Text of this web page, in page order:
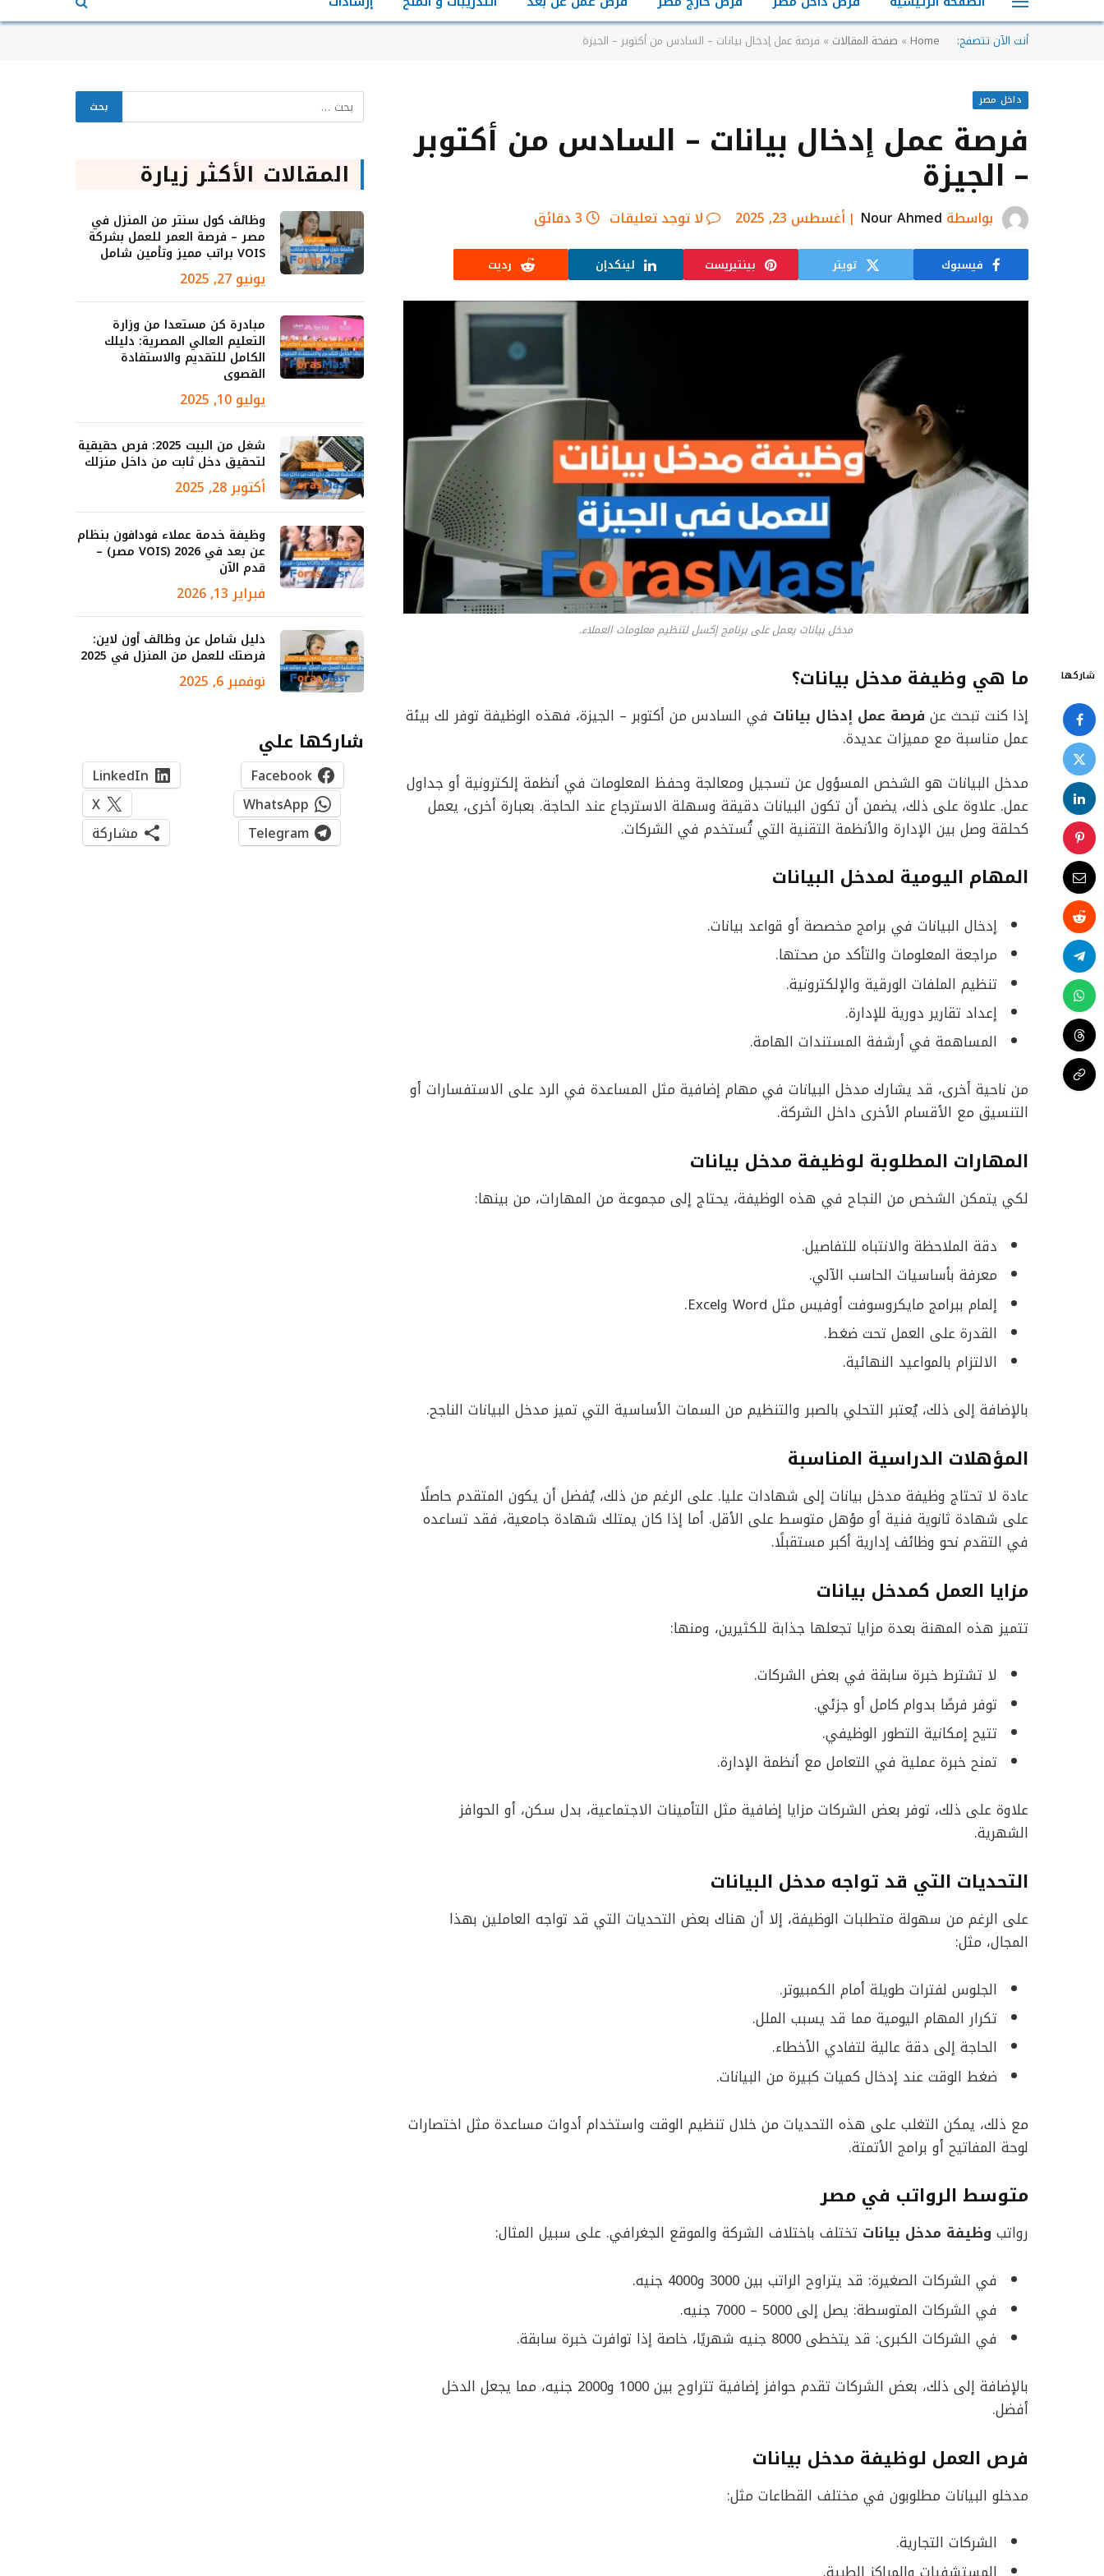
أنت الآن تتصفح: Home
» صفحة المقالات » فرصة عمل إدخال بيانات – السادس من أكتوبر – الجيزة
داخل مصر
فرصة عمل إدخال بيانات – السادس من أكتوبر
– الجيزة
بواسطة Nour Ahmed أغسطس 23, 2025 لا توجد تعليقات 3 دقائق
فيسبوك تويتر بينتيريست لينكدإن رديت
مدخل بيانات يعمل على برنامج إكسل لتنظيم معلومات العملاء.
شاركها ما هي وظيفة مدخل بيانات؟
إذا كنت تبحث عن فرصة عمل إدخال بيانات في السادس من أكتوبر – الجيزة، فهذه الوظيفة توفر لك بيئة
عمل مناسبة مع مميزات عديدة.
مدخل البيانات هو الشخص المسؤول عن تسجيل ومعالجة وحفظ المعلومات في أنظمة إلكترونية أو جداول
عمل. علاوة على ذلك، يضمن أن تكون البيانات دقيقة وسهلة الاسترجاع عند الحاجة. بعبارة أخرى، يعمل
كحلقة وصل بين الإدارة والأنظمة التقنية التي تُستخدم في الشركات.
المهام اليومية لمدخل البيانات
إدخال البيانات في برامج مخصصة أو قواعد بيانات.
مراجعة المعلومات والتأكد من صحتها.
تنظيم الملفات الورقية والإلكترونية.
إعداد تقارير دورية للإدارة.
المساهمة في أرشفة المستندات الهامة.
من ناحية أخرى، قد يشارك مدخل البيانات في مهام إضافية مثل المساعدة في الرد على الاستفسارات أو
التنسيق مع الأقسام الأخرى داخل الشركة.
المهارات المطلوبة لوظيفة مدخل بيانات
لكي يتمكن الشخص من النجاح في هذه الوظيفة، يحتاج إلى مجموعة من المهارات، من بينها:
دقة الملاحظة والانتباه للتفاصيل.
معرفة بأساسيات الحاسب الآلي.
إلمام ببرامج مايكروسوفت أوفيس مثل Word وExcel.
القدرة على العمل تحت ضغط.
الالتزام بالمواعيد النهائية.
بالإضافة إلى ذلك، يُعتبر التحلي بالصبر والتنظيم من السمات الأساسية التي تميز مدخل البيانات الناجح.
المؤهلات الدراسية المناسبة
عادة لا تحتاج وظيفة مدخل بيانات إلى شهادات عليا. على الرغم من ذلك، يُفضل أن يكون المتقدم حاصلًا
على شهادة ثانوية فنية أو مؤهل متوسط على الأقل. أما إذا كان يمتلك شهادة جامعية، فقد تساعده
في التقدم نحو وظائف إدارية أكبر مستقبلًا.
مزايا العمل كمدخل بيانات
تتميز هذه المهنة بعدة مزايا تجعلها جذابة للكثيرين، ومنها:
لا تشترط خبرة سابقة في بعض الشركات.
توفر فرصًا بدوام كامل أو جزئي.
تتيح إمكانية التطور الوظيفي.
تمنح خبرة عملية في التعامل مع أنظمة الإدارة.
علاوة على ذلك، توفر بعض الشركات مزايا إضافية مثل التأمينات الاجتماعية، بدل سكن، أو الحوافز
الشهرية.
التحديات التي قد تواجه مدخل البيانات
على الرغم من سهولة متطلبات الوظيفة، إلا أن هناك بعض التحديات التي قد تواجه العاملين بهذا
المجال، مثل:
الجلوس لفترات طويلة أمام الكمبيوتر.
تكرار المهام اليومية مما قد يسبب الملل.
الحاجة إلى دقة عالية لتفادي الأخطاء.
ضغط الوقت عند إدخال كميات كبيرة من البيانات.
مع ذلك، يمكن التغلب على هذه التحديات من خلال تنظيم الوقت واستخدام أدوات مساعدة مثل اختصارات
لوحة المفاتيح أو برامج الأتمتة.
متوسط الرواتب في مصر
رواتب وظيفة مدخل بيانات تختلف باختلاف الشركة والموقع الجغرافي. على سبيل المثال:
في الشركات الصغيرة: قد يتراوح الراتب بين 3000 و4000 جنيه.
في الشركات المتوسطة: يصل إلى 5000 – 7000 جنيه.
في الشركات الكبرى: قد يتخطى 8000 جنيه شهريًا، خاصة إذا توافرت خبرة سابقة.
بالإضافة إلى ذلك، بعض الشركات تقدم حوافز إضافية تتراوح بين 1000 و2000 جنيه، مما يجعل الدخل
أفضل.
فرص العمل لوظيفة مدخل بيانات
مدخلو البيانات مطلوبون في مختلف القطاعات مثل:
الشركات التجارية.
المقالات الأكثر زيارة
وظائف كول سنتر من المنزل في
مصر – فرصة العمر للعمل بشركة
VOIS براتب مميز وتأمين شامل
يونيو 27, 2025
مبادرة كن مستعدا من وزارة
التعليم العالي المصرية: دليلك
الكامل للتقديم والاستفادة
القصوى
يوليو 10, 2025
شغل من البيت 2025: فرص حقيقية
لتحقيق دخل ثابت من داخل منزلك
أكتوبر 28, 2025
وظيفة خدمة عملاء فودافون بنظام
عن بعد في 2026 (VOIS مصر) –
قدم الآن
فبراير 13, 2026
دليل شامل عن وظائف أون لاين:
فرصتك للعمل من المنزل في 2025
نوفمبر 6, 2025
شاركها علي
Facebook
LinkedIn
WhatsApp
X
Telegram
مشاركة